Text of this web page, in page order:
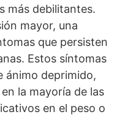
más debilitantes.
mayor, una
que persisten
Estos sí­ntomas
ánimo deprimido,
la mayorí­a de las
en el peso o